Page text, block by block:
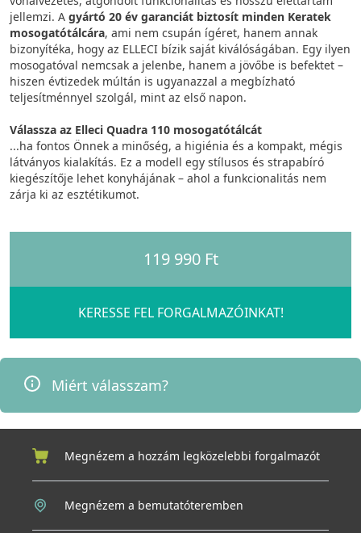
jellemzi. A gyártó 20 év garanciát biztosít minden Keratek
mosogatótálcára, ami nem csupán ígéret, hanem annak
bizonyítéka, hogy az ELLECI bízik saját kiválóságában. Egy ilyen
mosogatóval nemcsak a jelenbe, hanem a jövőbe is befektet –
hiszen évtizedek múltán is ugyanazzal a megbízható
teljesítménnyel szolgál, mint az első napon.
Válassza az Elleci Quadra 110 mosogatótálcát
...ha fontos Önnek a minőség, a higiénia és a kompakt, mégis
látványos kialakítás. Ez a modell egy stílusos és strapabíró
kiegészítője lehet konyhájának – ahol a funkcionalitás nem
zárja ki az esztétikumot.
119 990 Ft
KERESSE FEL FORGALMAZÓINKAT!
Miért válasszam?
Megnézem a hozzám legközelebbi forgalmazót
Megnézem a bemutatóteremben